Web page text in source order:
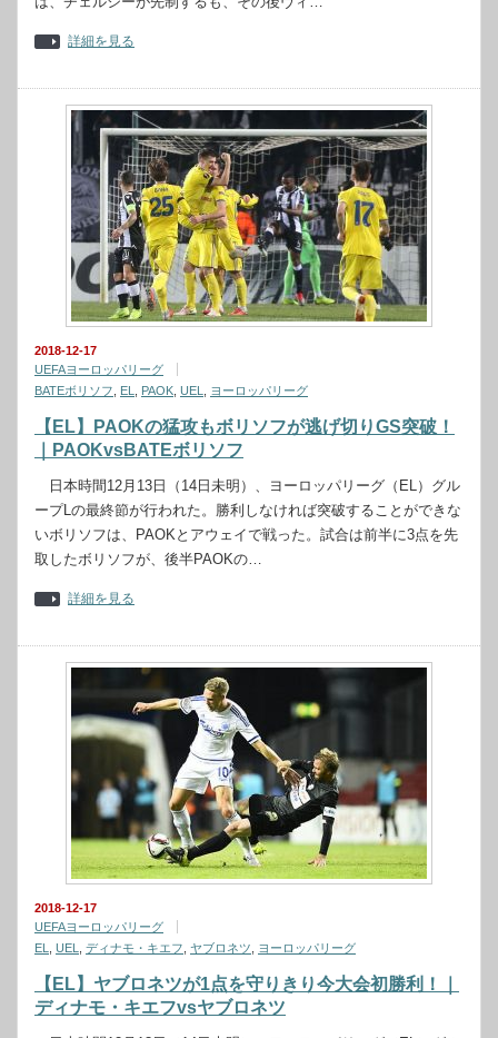
詳細を見る
2018-12-17
UEFAヨーロッパリーグ
BATEボリソフ
EL PAOK UEL ヨーロッパリーグ
【EL】PAOKの猛攻もボリソフが逃げ切りGS突破！
｜PAOKvsBATEボリソフ
日本時間12月13日（14日未明）、ヨーロッパリーグ（EL）グル
ープLの最終節が行われた。勝利しなければ突破することができな
いボリソフは、PAOKとアウェイで戦った。試合は前半に3点を先
取したボリソフが、後半PAOKの…
詳細を見る
2018-12-17
UEFAヨーロッパリーグ
EL
UEL ディナモ・キエフ ヤブロネツ ヨーロッパリーグ
【EL】ヤブロネツが1点を守りきり今大会初勝利！｜
ディナモ・キエフvsヤブロネツ